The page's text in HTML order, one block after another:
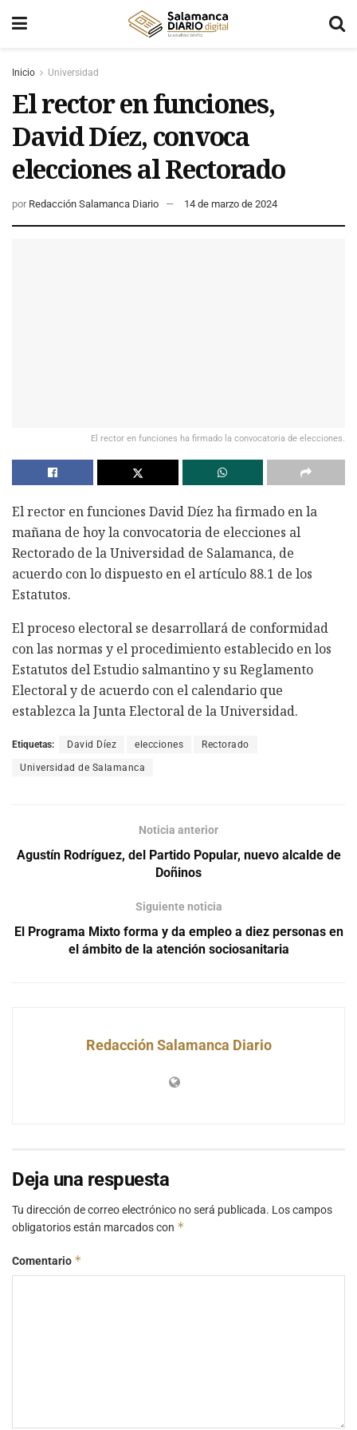
Inicio Universidad
El rector en funciones,
David Díez, convoca
elecciones al Rectorado
por Redacción Salamanca Diario 14 de marzo de 2024
El rector en funciones ha firmado la convocatoria de elecciones.
El rector en funciones David Díez ha firmado en la
mañana de hoy la convocatoria de elecciones al
Rectorado de la Universidad de Salamanca, de
acuerdo con lo dispuesto en el artículo 88.1 de los
Estatutos.
El proceso electoral se desarrollará de conformidad
con las normas y el procedimiento establecido en los
Estatutos del Estudio salmantino y su Reglamento
Electoral y de acuerdo con el calendario que
establezca la Junta Electoral de la Universidad.
Etiquetas: David Díez elecciones Rectorado
Universidad de Salamanca
Noticia anterior
Agustín Rodríguez, del Partido Popular, nuevo alcalde de
Doñinos
Siguiente noticia
El Programa Mixto forma y da empleo a diez personas en
el ámbito de la atención sociosanitaria
Redacción Salamanca Diario
Deja una respuesta
Tu dirección de correo electrónico no será publicada. Los campos
obligatorios están marcados con *
Comentario *